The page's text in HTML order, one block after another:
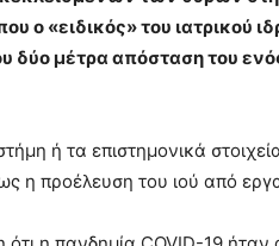
ο «ειδικός» του ιατρικού
δύο μέτρα απόσταση του
ή τα επιστημονικά
η προέλευση του ιού από